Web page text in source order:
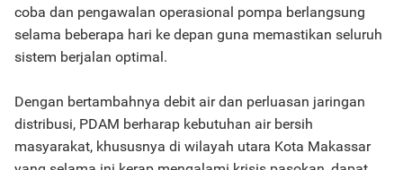
coba dan pengawalan operasional pompa berlangsung
selama beberapa hari ke depan guna memastikan seluruh
sistem berjalan optimal.
Dengan bertambahnya debit air dan perluasan jaringan
distribusi, PDAM berharap kebutuhan air bersih
masyarakat, khususnya di wilayah utara Kota Makassar